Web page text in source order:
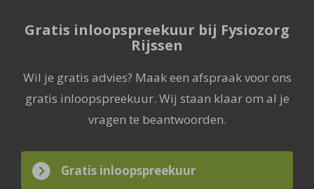
Gratis inloopspreekuur bij Fysiozorg
Rijssen
Wil je gratis advies? Maak een afspraak voor ons
gratis inloopspreekuur. Wij staan klaar om al je
vragen te beantwoorden.
Gratis inloopspreekuur